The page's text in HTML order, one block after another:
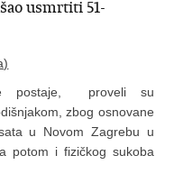
usmrtiti 51-
postaje, proveli su
zbog osnovane
u Novom Zagrebu u
potom i fizičkog sukoba